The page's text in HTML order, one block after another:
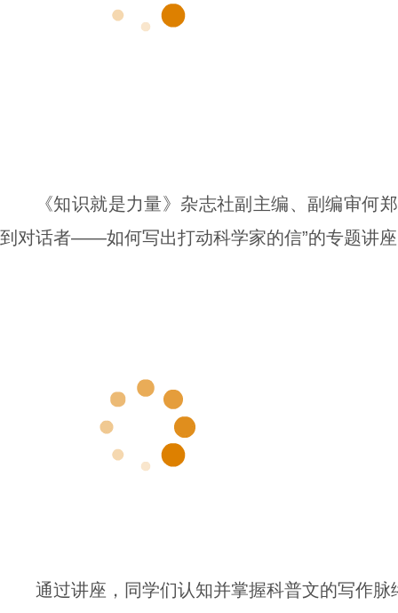
《知识就是力量》杂志社副主编、副编审何
到对话者——如何写出打动科学家的信”的专题讲
通过讲座，同学们认知并掌握科普文的写作